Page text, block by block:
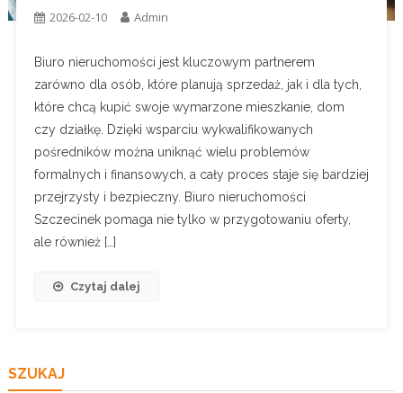
2026-02-10 Admin
Biuro nieruchomości jest kluczowym partnerem
zarówno dla osób, które planują sprzedaż, jak i dla tych,
które chcą kupić swoje wymarzone mieszkanie, dom
czy działkę. Dzięki wsparciu wykwalifikowanych
pośredników można uniknąć wielu problemów
formalnych i finansowych, a cały proces staje się bardziej
przejrzysty i bezpieczny. Biuro nieruchomości
Szczecinek pomaga nie tylko w przygotowaniu oferty,
ale również […]
Czytaj dalej
SZUKAJ